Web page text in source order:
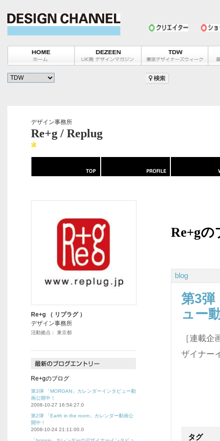
デザイン事務所
Re+g / Replug
Re+gの
blog
第3弾
ュー
［連載
ザイナー
タグ
Re+g （ リプラグ ）
デザイン事務所
活動拠点： 東京都
Re+gのブログ
第3弾 「MORGAN」カレンダーインタビュー動
画公開中！
2008-10-27 16:54:27.0
第2弾 「Earth in the room」カレンダー動画公
開中！
2008-10-24 21:11:00.0